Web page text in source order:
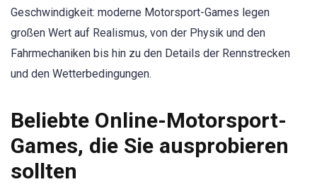
Geschwindigkeit: moderne Motorsport-Games legen
großen Wert auf Realismus, von der Physik und den
Fahrmechaniken bis hin zu den Details der Rennstrecken
und den Wetterbedingungen.
Beliebte Online-Motorsport-
Games, die Sie ausprobieren
sollten